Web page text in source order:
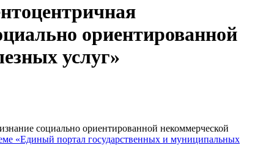
ориентированной
услуг»
социально ориентированной некоммерческой
«Единый портал государственных и муниципальных